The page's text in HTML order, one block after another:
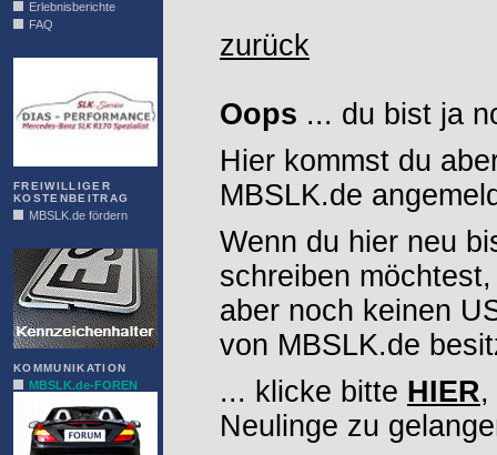
Erlebnisberichte
FAQ
FREIWILLIGER
KOSTENBEITRAG
MBSLK.de fördern
KOMMUNIKATION
MBSLK.de-FOREN
zurück
Oops ... du bist ja
Hier kommst du
MBSLK.de
Wenn du hier neu
schreiben möchtest,
aber noch keinen
von MBSLK.de
... klicke bitte HIER,
Neulinge zu